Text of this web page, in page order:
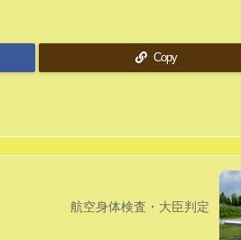
Copy
航空身体検査・大臣判定